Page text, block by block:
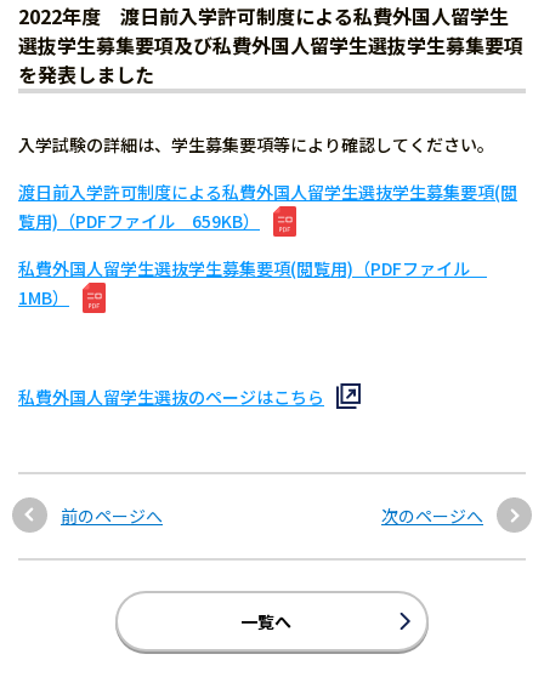
2022年度 渡日前入学許可制度による私費外国人留学生
選抜学生募集要項及び私費外国人留学生選抜学生募集要項
を発表しました
入学試験の詳細は、学生募集要項等により確認してください。
渡日前入学許可制度による私費外国人留学生選抜学生募集要項(閲
覧用)（PDFファイル 659KB）
私費外国人留学生選抜学生募集要項(閲覧用)（PDFファイル
1MB）
私費外国人留学生選抜のページはこちら
前のページへ 次のページへ
一覧へ